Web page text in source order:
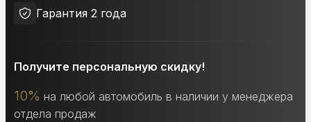
Гарантия 2 года
Получите персональную скидку!
10% на любой автомобиль в наличии у менеджера
отдела продаж